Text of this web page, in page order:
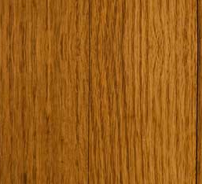
Някой ден… Открит музей